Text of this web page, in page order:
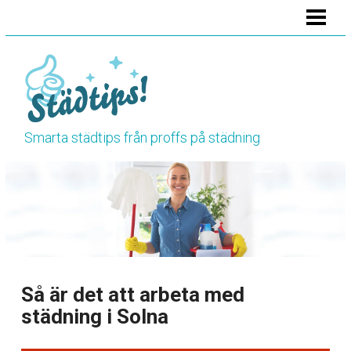
STÄDA KÖKET
STÄDA TOALETTEN
Smarta städtips från proffs på städning
Så är det att arbeta med
städning i Solna